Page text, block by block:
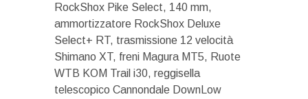
RockShox Pike Select, 140 mm,
ammortizzatore RockShox Deluxe
Select+ RT, trasmissione 12 velocità
Shimano XT, freni Magura MT5, Ruote
WTB KOM Trail i30, reggisella
telescopico Cannondale DownLow